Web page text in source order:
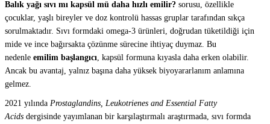
Balık yağı sıvı mı kapsül mü daha hızlı emilir? sorusu, özellikle
çocuklar, yaşlı bireyler ve doz kontrolü hassas gruplar tarafından sıkça
sorulmaktadır. Sıvı formdaki omega-3 ürünleri, doğrudan tüketildiği için
mide ve ince bağırsakta çözünme sürecine ihtiyaç duymaz. Bu
nedenle emilim başlangıcı , kapsül formuna kıyasla daha erken olabilir.
Ancak bu avantaj, yalnız başına daha yüksek biyoyararlanım anlamına
gelmez.
2021 yılında Prostaglandins, Leukotrienes and Essential Fatty
Acids dergisinde yayımlanan bir karşılaştırmalı araştırmada, sıvı formda